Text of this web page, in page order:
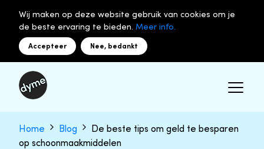
Wij maken op deze website gebruik van cookies om je
de beste ervaring te bieden. Meer info.
Accepteer Nee, bedankt
Home Blog
De beste tips om geld te besparen
op schoonmaakmiddelen